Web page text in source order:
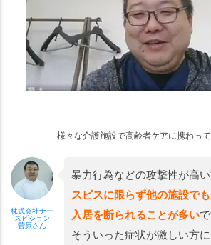
様々な介護施設で高齢者ケアに携わっ
株式会社ナー
スビジョン
菅原さん
暴力行為などの攻撃性が高い
スピスに限らず他の施設で
入居を断られることが多いで
そういった症状が激しい方